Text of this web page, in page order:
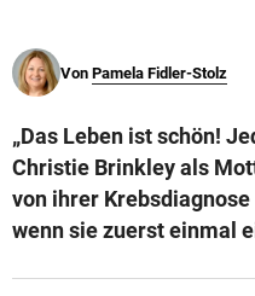
© Krone Multimedia GmbH &
Von Pamela Fidler-Stolz
„Das Leben ist schön!
Christie Brinkley als
von ihrer
wenn sie zuerst einmal